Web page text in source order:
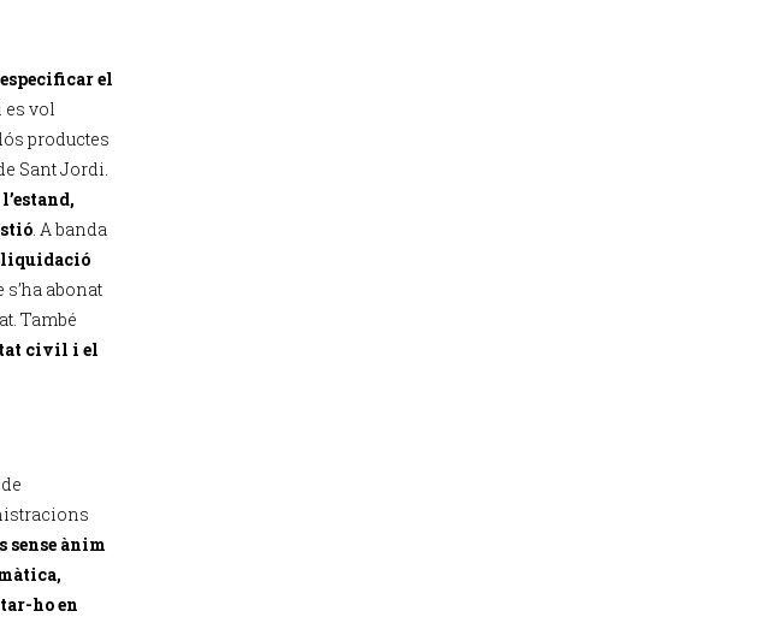
especificar el
es vol
productes
Sant Jordi.
. A banda
s’ha abonat
També
civil i el
sense ànim
ho en